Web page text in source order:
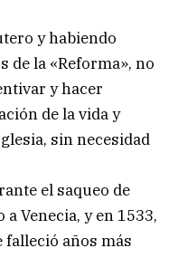
y habiendo
de la «Reforma», no
y hacer
de la vida y
sin necesidad
el saqueo de
Venecia, y en 1533,
falleció años más